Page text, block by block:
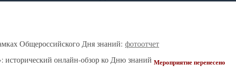
Общероссийского Дня знаний: фотоотчет
исторический онлайн-обзор ко Дню знаний Мероприятие перенесено